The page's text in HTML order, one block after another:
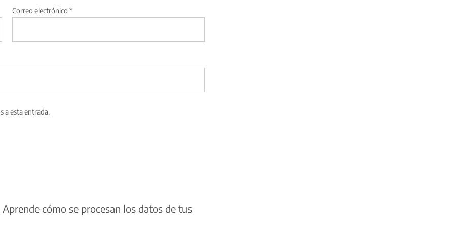
Correo electrónico *
a esta entrada.
Aprende cómo se procesan los datos de tus